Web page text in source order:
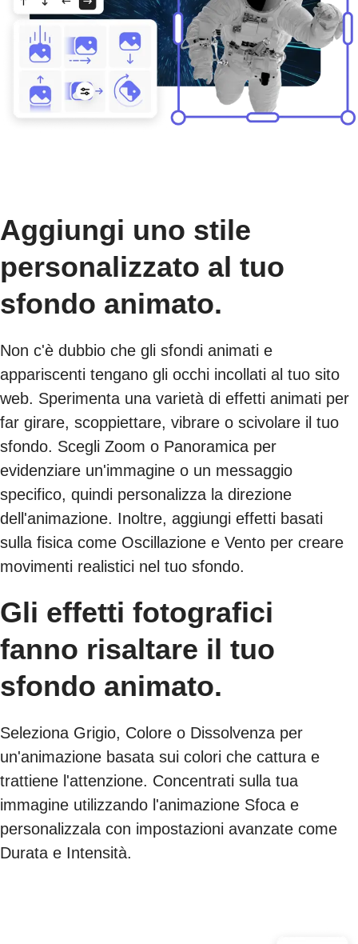
Aggiungi uno stile
personalizzato al tuo
sfondo animato.
Non c'è dubbio che gli sfondi animati e
appariscenti tengano gli occhi incollati al tuo sito
web. Sperimenta una varietà di effetti animati per
far girare, scoppiettare, vibrare o scivolare il tuo
sfondo. Scegli Zoom o Panoramica per
evidenziare un'immagine o un messaggio
specifico, quindi personalizza la direzione
dell'animazione. Inoltre, aggiungi effetti basati
sulla fisica come Oscillazione e Vento per creare
movimenti realistici nel tuo sfondo.
Gli effetti fotografici
fanno risaltare il tuo
sfondo animato.
Seleziona Grigio, Colore o Dissolvenza per
un'animazione basata sui colori che cattura e
trattiene l'attenzione. Concentrati sulla tua
immagine utilizzando l'animazione Sfoca e
personalizzala con impostazioni avanzate come
Durata e Intensità.